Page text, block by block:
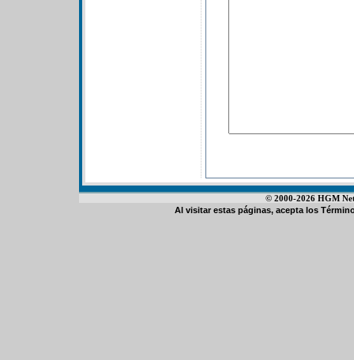
© 2000-2026 HGM
Al visitar estas páginas, acepta los